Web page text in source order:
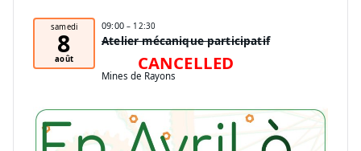
samedi
8
août
09:00 – 12:30
Atelier mécanique participatif
CANCELLED
Mines de Rayons